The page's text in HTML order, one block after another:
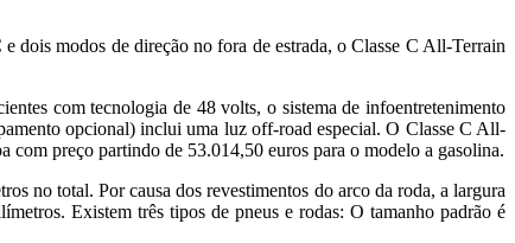
dois modos de direção no fora de estrada, o Classe C All-Terrain
com tecnologia de 48 volts, o sistema de infoentretenimento
opcional) inclui uma luz off-road especial. O Classe C All-
preço partindo de 53.014,50 euros para o modelo a gasolina.
no total. Por causa dos revestimentos do arco da roda, a largura
Existem três tipos de pneus e rodas: O tamanho padrão é